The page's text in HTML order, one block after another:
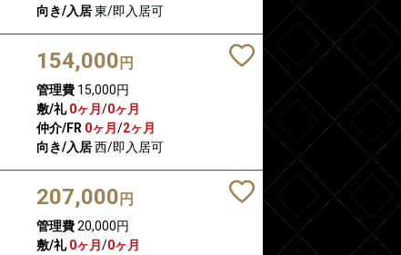
向き/入居東/即入居可
154,000 円
管理費15,000円
敷/礼 0ヶ月/0ヶ月
仲介/FR 0ヶ月/2ヶ月
向き/入居西/即入居可
207,000 円
管理費20,000円
敷/礼 0ヶ月/0ヶ月